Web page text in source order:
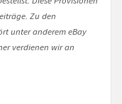
Zu den
unter anderem eBay
verdienen wir an